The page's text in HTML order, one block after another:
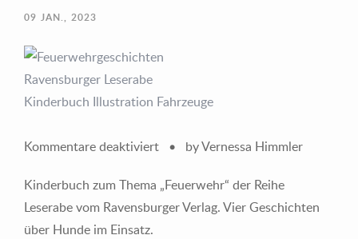
09 JAN., 2023
Kommentare deaktiviertfür
Feuerwehrgeschichten
–
• by Vernessa Himmler
Kinderbuch zum Thema „Feuerwehr“ der Reihe
Leserabe vom Ravensburger Verlag. Vier Geschichten
über Hunde im Einsatz.